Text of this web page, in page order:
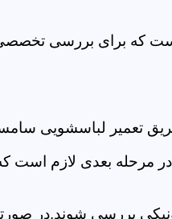
که برای بررسی
تعمیر لباسشویی
مرحله بعدی لازم است
بررسی شوند.در